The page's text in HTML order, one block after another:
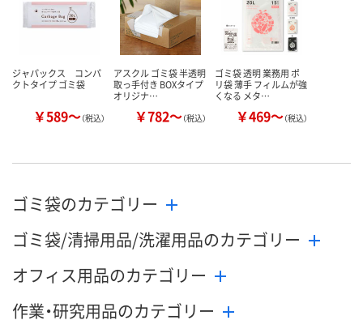
ジャパックス コンパ
クトタイプ ゴミ袋
￥589～（税込）
アスクル ゴミ袋 半透明
取っ手付き BOXタイプ
オリジナ…
￥782～（税込）
ゴミ袋 透明 業務用 ポ
リ袋 薄手 フィルムが強
くなる メタ…
￥469～（税込）
ゴミ袋のカテゴリー
ゴミ袋/清掃用品/洗濯用品のカテゴリー
オフィス用品のカテゴリー
作業・研究用品のカテゴリー